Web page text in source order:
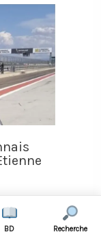
BD Recherche